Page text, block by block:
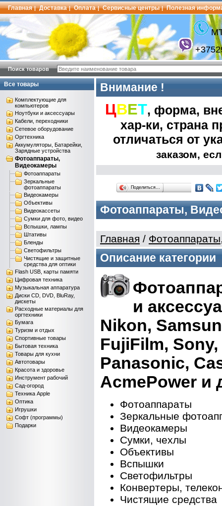
Главная | Доставка | Оплата | Сервисные центры | Полезная
Поиск товаров
Все товары
Комплектующие для
компьютеров
Ноутбуки и аксессуары
Кабели, переходники
Сетевое оборудование
Оргтехника
Аккумуляторы, Батарейки,
Зарядные устройства
Фотоаппараты,
Видеокамеры
Фотоаппараты
Зеркальные
фотоаппараты
Видеокамеры
Объективы
Видеокассеты
Сумки для фото, видео
Вспышки, лампы
Штативы
Бленды
Светофильтры
Чистящие и защитные
средства для оптики
Flash USB, карты памяти
Цифровая техника
Музыкальная аппаратура
Диски CD, DVD, BluRay,
дискеты
Расходные материалы для
оргтехники
Бумага
Туризм и отдых
Спортивные товары
Бытовая техника
Товары для кухни
Автотовары
Красота и здоровье
Инструмент рабочий
Сад-огород
Техника Apple
Оптика
Игрушки
Софт (программы)
Подарки
Внимание !
ЦВЕТ, форма,
хар-ки, страна
отличаться от
заказом,
Поделиться…
Фотоаппараты,
Главная /
Описание категории
и
Nikon,
FujiFilm,
Panasonic,
AcmePower и
Фотоаппараты
Зеркальные
Видеокамеры
Сумки, чехлы
Объективы
Вспышки
Светофильтры
Конвертеры,
Чистящие средства